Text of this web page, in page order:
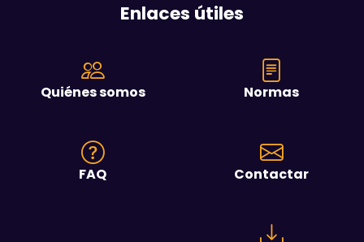
Enlaces útiles
Quiénes somos Normas
FAQ Contactar